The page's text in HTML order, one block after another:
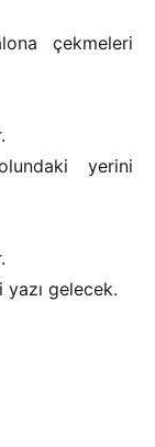
çekmeleri
yerini
gelecek.